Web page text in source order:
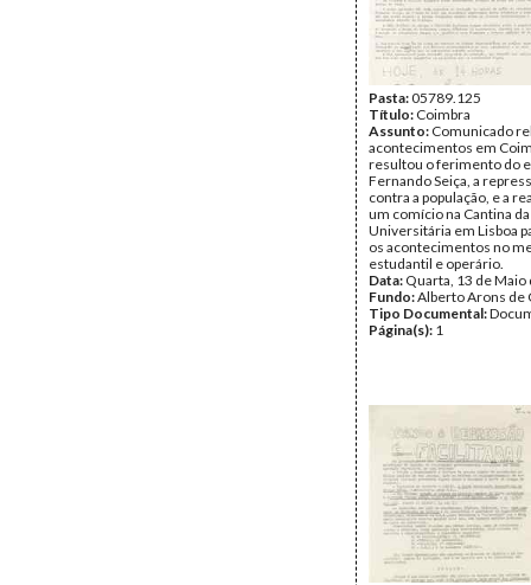
Pasta:05789.125
Título: Coimbra
Assunto: Comunicado
acontecimentos em
resultou o ferimento do
Fernando Seiça, a
contra a população, e a
um comício na Cantina
Universitária em Lisboa
os acontecimentos no
estudantil e operário.
Data: Quarta, 13 de Maio
Fundo:Alberto Arons de
Tipo Documental:
Página(s): 1